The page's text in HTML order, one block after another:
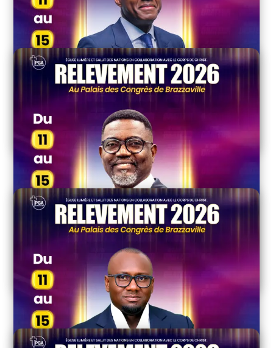
Pasteur principal ICC Brazzaville | DG Congo Telecom
Ingénieur devenu pasteur. Visionnaire d’églises ICC sur 3
Interviendra au Relèvement 2026.
PASTEUR KEN LUAMBA
Fondateur de Ken Luamba Ministries | Enseignant
international | Auteur
Stratège du Royaume. Formateur de leaders. Interviendra au
RÉV. BENNY DAG-ANNAN
Ambassadeur de Dag Heward-Mills Ministry Côte d’Ivoire |
Coach | Formateur en croissance d’église
Interviendra au Relèvement 2026.